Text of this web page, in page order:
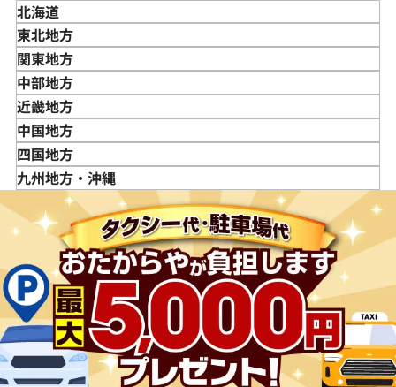
北海道
東北地方
青森県
岩手県
宮城県
秋田県
山形県
福島県
関東地方
東京都
神奈川県
埼玉県
千葉県
茨城県
栃木県
群馬県
中部地方
新潟県
富山県
石川県
山梨県
長野県
岐阜県
静岡県
愛知県
近畿地方
三重県
滋賀県
京都府
兵庫県
奈良県
和歌山県
中国地方
鳥取県
島根県
広島県
山口県
四国地方
徳島県
愛媛県
九州地方・沖縄
佐賀県
長崎県
熊本県
大分県
宮崎県
鹿児島県